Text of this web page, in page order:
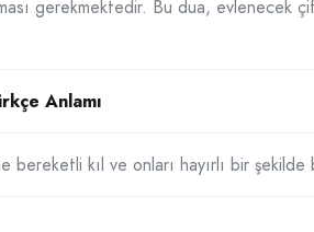
gerekmektedir. Bu dua, evlenecek
Anlamı
kıl ve onları hayırlı bir şekilde